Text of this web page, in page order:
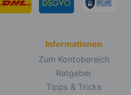
Informationen
Zum Kontobereich
Ratgeber
Tipps & Tricks